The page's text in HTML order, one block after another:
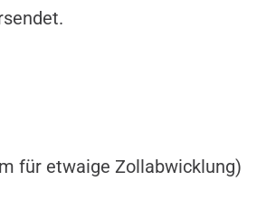
für etwaige Zollabwicklung)